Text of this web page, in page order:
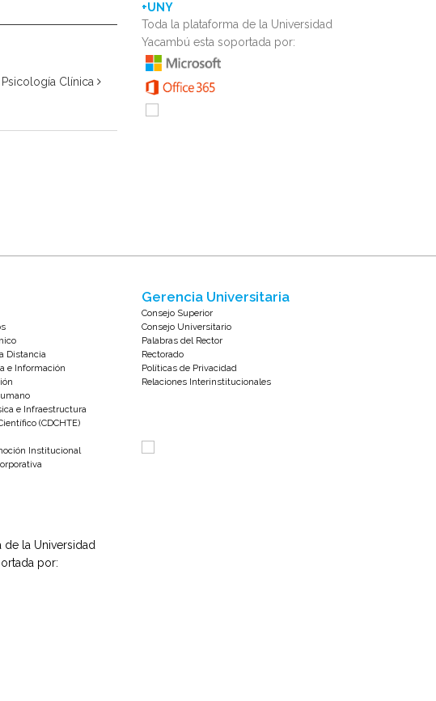
Clínica
+UNY
Toda la plataforma de la Universidad
Yacambú esta soportada por:
Distancia
e Información
e Infraestructura
(CDCHTE)
Institucional
de la Universidad
por:
Gerencia Universitaria
Consejo Superior
Consejo Universitario
Palabras del Rector
Rectorado
Políticas de Privacidad
Relaciones Interinstitucionales